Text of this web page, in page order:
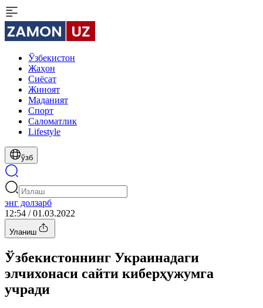
Ўзбекистон
Жаҳон
Сиёсат
Жиноят
Маданият
Спорт
Cаломатлик
Lifestyle
ўзб
энг долзарб
12:54 / 01.03.2022
Уланиш
Ўзбекистоннинг Украинадаги
элчихонаси сайти киберҳужумга
учради